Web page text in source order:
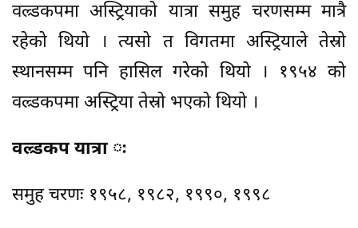
वल्र्डकपमा अस्ट्रियाको यात्रा समुह चरणसम्म मात्रै
रहेको थियो । त्यसो त विगतमा अस्ट्रियाले तेस्रो
स्थानसम्म पनि हासिल गरेको थियो । १९५४ को
वल्र्डकपमा अस्ट्रिया तेस्रो भएको थियो ।
वल्र्डकप यात्रा ः
समुह चरणः १९५८, १९८२, १९९०, १९९८